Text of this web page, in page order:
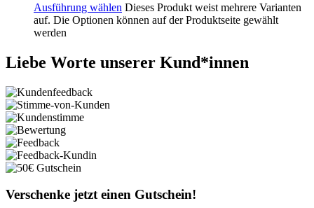
Ausführung wählen Dieses Produkt weist mehrere Varianten
auf. Die Optionen können auf der Produktseite gewählt
werden
Liebe Worte unserer Kund*innen
Verschenke jetzt einen Gutschein!